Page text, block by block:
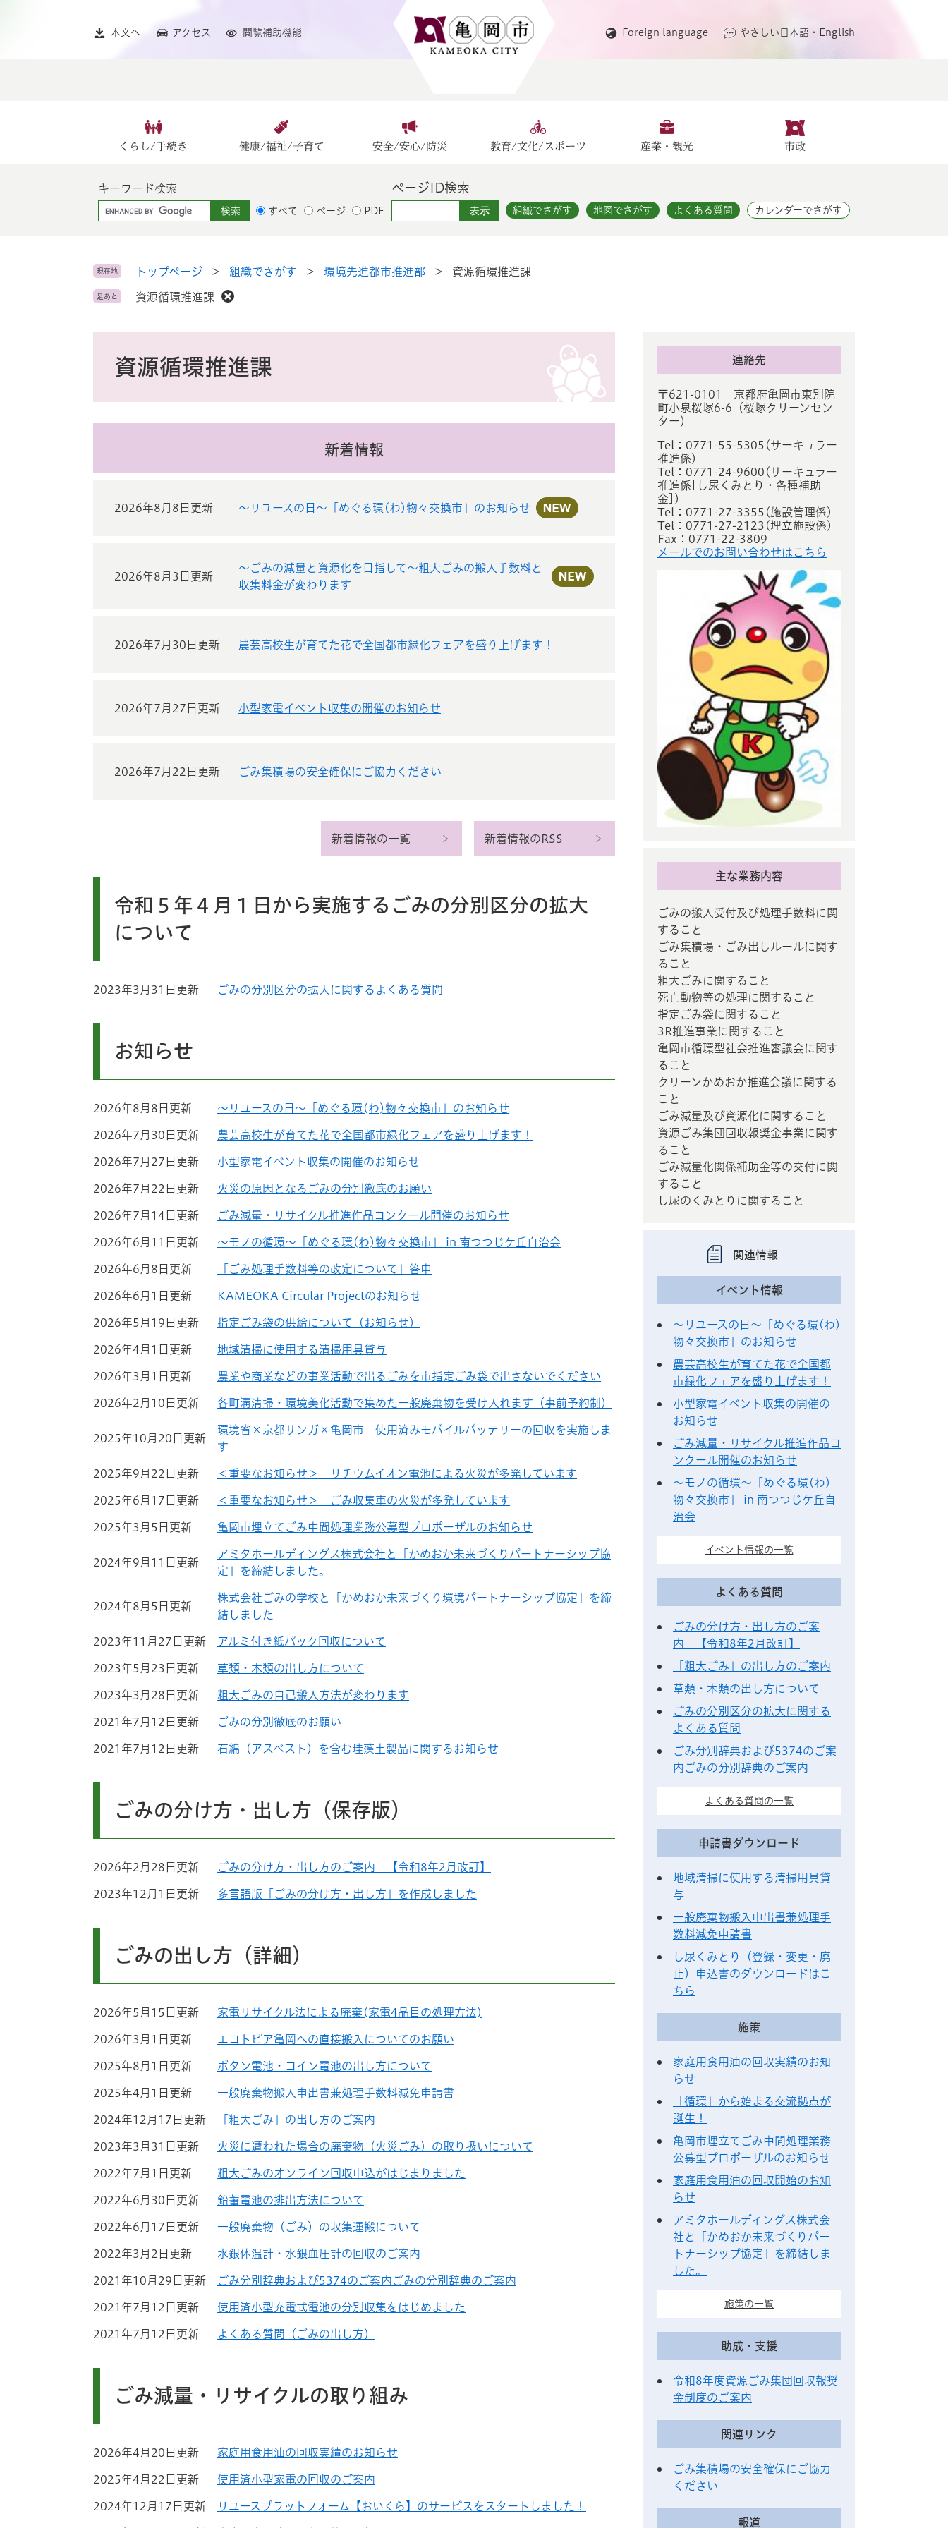
本文へ アクセス 閲覧補助機能 Foreign language やさしい日本語・English
くらし/手続き 健康/福祉/子育て 安全/安心/防災 教育/文化/スポーツ 産業・観光 市政
キーワード検索
G
o
l
カ
タ
すべて ページ PDF
ページID検索
組織でさがす 地図でさがす よくある質問 カレンダーでさがす
現在地 トップページ > 組織でさがす > 環境先進都市推進部 > 資源循環推進課
足あと 資源循環推進課
資源循環推進課
新着情報
2026年8月8日更新 ～リユースの日～「めぐる環(わ)物々交換市」のお知らせ
2026年8月3日更新
～ごみの減量と資源化を目指して～粗大ごみの搬入手数料と
収集料金が変わります
2026年7月30日更新 農芸高校生が育てた花で全国都市緑化フェアを盛り上げます！
2026年7月27日更新 小型家電イベント収集の開催のお知らせ
2026年7月22日更新 ごみ集積場の安全確保にご協力ください
新着情報の一覧 新着情報のRSS
令和５年４月１日から実施するごみの分別区分の拡大
について
2023年3月31日更新 ごみの分別区分の拡大に関するよくある質問
お知らせ
2026年8月8日更新 ～リユースの日～「めぐる環(わ)物々交換市」のお知らせ
2026年7月30日更新 農芸高校生が育てた花で全国都市緑化フェアを盛り上げます！
2026年7月27日更新 小型家電イベント収集の開催のお知らせ
2026年7月22日更新 火災の原因となるごみの分別徹底のお願い
2026年7月14日更新 ごみ減量・リサイクル推進作品コンクール開催のお知らせ
2026年6月11日更新 ～モノの循環～「めぐる環(わ)物々交換市」 in 南つつじケ丘自治会
2026年6月8日更新 「ごみ処理手数料等の改定について」答申
2026年6月1日更新 KAMEOKA Circular Projectのお知らせ
2026年5月19日更新 指定ごみ袋の供給について（お知らせ）
2026年4月1日更新 地域清掃に使用する清掃用具貸与
2026年3月1日更新 農業や商業などの事業活動で出るごみを市指定ごみ袋で出さないでください
2026年2月10日更新 各町溝清掃・環境美化活動で集めた一般廃棄物を受け入れます（事前予約制）
2025年10月20日更新
環境省×京都サンガ×亀岡市 使用済みモバイルバッテリーの回収を実施しま
す
2025年9月22日更新 ＜重要なお知らせ＞ リチウムイオン電池による火災が多発しています
2025年6月17日更新 ＜重要なお知らせ＞ ごみ収集車の火災が多発しています
2025年3月5日更新 亀岡市埋立てごみ中間処理業務公募型プロポーザルのお知らせ
2024年9月11日更新
アミタホールディングス株式会社と「かめおか未来づくりパートナーシップ協
定」を締結しました。
2024年8月5日更新
株式会社ごみの学校と「かめおか未来づくり環境パートナーシップ協定」を締
結しました
2023年11月27日更新 アルミ付き紙パック回収について
2023年5月23日更新 草類・木類の出し方について
2023年3月28日更新 粗大ごみの自己搬入方法が変わります
2021年7月12日更新 ごみの分別徹底のお願い
2021年7月12日更新 石綿（アスベスト）を含む珪藻土製品に関するお知らせ
ごみの分け方・出し方（保存版）
2026年2月28日更新 ごみの分け方・出し方のご案内 【令和8年2月改訂】
2023年12月1日更新 多言語版「ごみの分け方・出し方」を作成しました
ごみの出し方（詳細）
2026年5月15日更新 家電リサイクル法による廃棄(家電4品目の処理方法)
2026年3月1日更新 エコトピア亀岡への直接搬入についてのお願い
2025年8月1日更新 ボタン電池・コイン電池の出し方について
2025年4月1日更新 一般廃棄物搬入申出書兼処理手数料減免申請書
2024年12月17日更新 「粗大ごみ」の出し方のご案内
2023年3月31日更新 火災に遭われた場合の廃棄物（火災ごみ）の取り扱いについて
2022年7月1日更新 粗大ごみのオンライン回収申込がはじまりました
2022年6月30日更新 鉛蓄電池の排出方法について
2022年6月17日更新 一般廃棄物（ごみ）の収集運搬について
2022年3月2日更新 水銀体温計・水銀血圧計の回収のご案内
2021年10月29日更新 ごみ分別辞典および5374のご案内ごみの分別辞典のご案内
2021年7月12日更新 使用済小型充電式電池の分別収集をはじめました
2021年7月12日更新 よくある質問（ごみの出し方）
ごみ減量・リサイクルの取り組み
2026年4月20日更新 家庭用食用油の回収実績のお知らせ
2025年4月22日更新 使用済小型家電の回収のご案内
2024年12月17日更新 リユースプラットフォーム【おいくら】のサービスをスタートしました！
連絡先
〒621-0101 京都府亀岡市東別院
町小泉桜塚6-6（桜塚クリーンセン
ター）
Tel：0771-55-5305
サーキュラー
推進係
Tel：0771-24-9600
サーキュラー
推進係[し尿くみとり・各種補助
金]
Tel：0771-27-3355
施設管理係
Tel：0771-27-2123
埋立施設係
Fax：0771-22-3809
メールでのお問い合わせはこちら
主な業務内容
ごみの搬入受付及び処理手数料に関
すること
ごみ集積場・ごみ出しルールに関す
ること
粗大ごみに関すること
死亡動物等の処理に関すること
指定ごみ袋に関すること
3R推進事業に関すること
亀岡市循環型社会推進審議会に関す
ること
クリーンかめおか推進会議に関する
こと
ごみ減量及び資源化に関すること
資源ごみ集団回収報奨金事業に関す
ること
ごみ減量化関係補助金等の交付に関
すること
し尿のくみとりに関すること
関連情報
イベント情報
～リユースの日～「めぐる環(わ)
物々交換市」のお知らせ
農芸高校生が育てた花で全国都
市緑化フェアを盛り上げます！
小型家電イベント収集の開催の
お知らせ
ごみ減量・リサイクル推進作品コ
ンクール開催のお知らせ
～モノの循環～「めぐる環(わ)
物々交換市」 in 南つつじケ丘自
治会
イベント情報の一覧
よくある質問
ごみの分け方・出し方のご案
内 【令和8年2月改訂】
「粗大ごみ」の出し方のご案内
草類・木類の出し方について
ごみの分別区分の拡大に関する
よくある質問
ごみ分別辞典および5374のご案
内ごみの分別辞典のご案内
よくある質問の一覧
申請書ダウンロード
地域清掃に使用する清掃用具貸
与
一般廃棄物搬入申出書兼処理手
数料減免申請書
し尿くみとり（登録・変更・廃
止）申込書のダウンロードはこ
ちら
施策
家庭用食用油の回収実績のお知
らせ
「循環」から始まる交流拠点が
誕生！
亀岡市埋立てごみ中間処理業務
公募型プロポーザルのお知らせ
家庭用食用油の回収開始のお知
らせ
アミタホールディングス株式会
社と「かめおか未来づくりパー
トナーシップ協定」を締結しま
した。
施策の一覧
助成・支援
令和8年度資源ごみ集団回収報奨
金制度のご案内
関連リンク
ごみ集積場の安全確保にご協力
ください
報道